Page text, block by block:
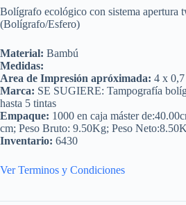
Bolígrafo ecológico con sistema apertura
(Bolígrafo/Esfero)
Material: Bambú
Medidas:
Area de Impresión apróximada: 4 x
Marca: SE SUGIERE: Tampografía
hasta 5 tintas
Empaque: 1000 en caja máster
cm; Peso Bruto: 9.50Kg; Peso
Inventario: 6430
Ver Terminos y Condiciones